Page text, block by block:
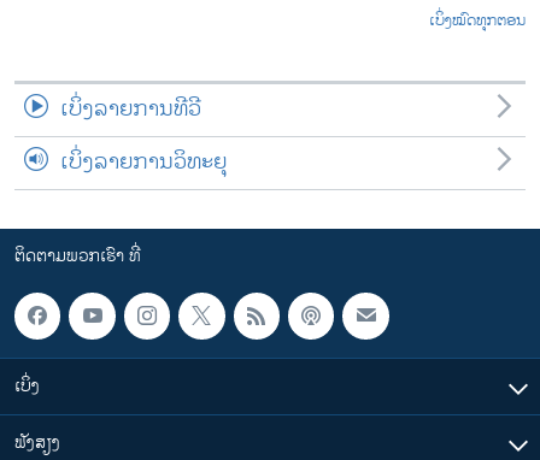
ເບິ່ງໝົດທຸກຕອນ
ເບິ່ງລາຍການທີວີ
ເບິ່ງລາຍການວິທະຍຸ
ຕິດຕາມພວກເຮົາ ທີ່
ເບິ່ງ
ຟັງສຽງ